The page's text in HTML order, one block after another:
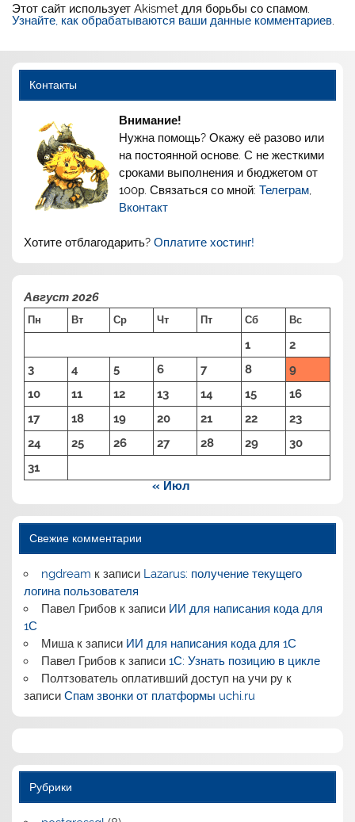
Этот сайт использует Akismet для борьбы со спамом.
Узнайте, как обрабатываются ваши данные комментариев.
Контакты
Внимание!
Нужна помощь? Окажу её разово или
на постоянной основе. С не жесткими
сроками выполнения и бюджетом от
100р. Связаться со мной:Телеграм,
Вконтакт
Хотите отблагодарить?Оплатите хостинг!
Август 2026
Пн Вт Ср Чт Пт Сб Вс
1
2
3
4 5 6 7 8
9
10
11 12 13 14 15
16
17
18 19 20 21 22
23
24
25 26 27 28 29
30
31
« Июл
Свежие комментарии
ngdream к записи Lazarus: получение текущего
логина пользователя
Павел Грибовк записи ИИ для написания кода для
1С
Мишак записи ИИ для написания кода для 1С
Павел Грибовк записи 1С: Узнать позицию в цикле
Полтзователь оплативший доступ на учи рук
записиСпам звонки от платформы uchi.ru
Рубрики